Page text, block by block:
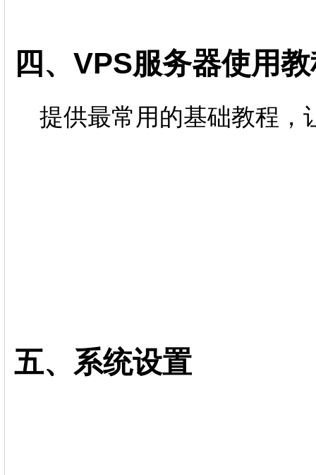
四、VPS服务器使用
提供最常用的基础教程，
五、系统设置